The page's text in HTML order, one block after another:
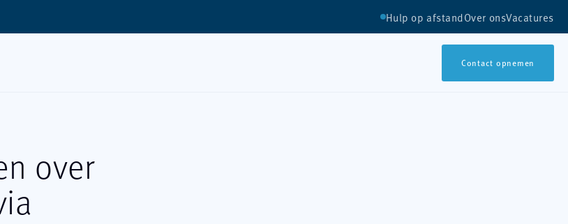
Hulp op afstandOver onsVacatures
Contact opnemen
over